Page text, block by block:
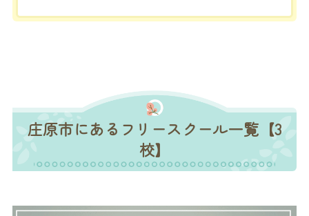
庄原市にあるフリースクール一覧【3
校】